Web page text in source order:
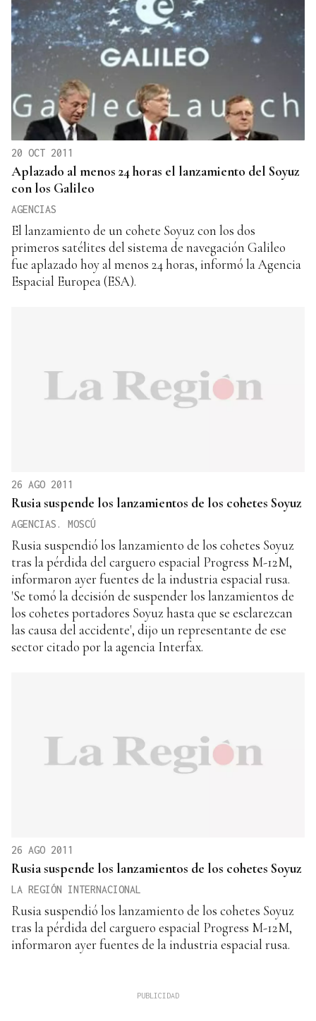
20 OCT 2011
Aplazado al menos 24 horas el lanzamiento del Soyuz
con los Galileo
AGENCIAS
El lanzamiento de un cohete Soyuz con los dos
primeros satélites del sistema de navegación Galileo
fue aplazado hoy al menos 24 horas, informó la Agencia
Espacial Europea (ESA).
26 AGO 2011
Rusia suspende los lanzamientos de los cohetes Soyuz
AGENCIAS. MOSCÚ
Rusia suspendió los lanzamiento de los cohetes Soyuz
tras la pérdida del carguero espacial Progress M-12M,
informaron ayer fuentes de la industria espacial rusa.
'Se tomó la decisión de suspender los lanzamientos de
los cohetes portadores Soyuz hasta que se esclarezcan
las causa del accidente', dijo un representante de ese
sector citado por la agencia Interfax.
26 AGO 2011
Rusia suspende los lanzamientos de los cohetes Soyuz
LA REGIÓN INTERNACIONAL
Rusia suspendió los lanzamiento de los cohetes Soyuz
tras la pérdida del carguero espacial Progress M-12M,
informaron ayer fuentes de la industria espacial rusa.